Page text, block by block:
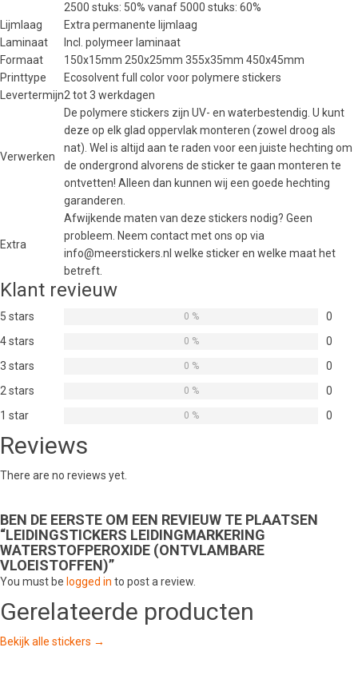
2500 stuks: 50% vanaf 5000 stuks: 60%
Lijmlaag
Extra permanente lijmlaag
Laminaat
Incl. polymeer laminaat
Formaat
150x15mm 250x25mm 355x35mm 450x45mm
Printtype
Ecosolvent full color voor polymere stickers
Levertermijn2 tot 3 werkdagen
Verwerken
De polymere stickers zijn UV- en waterbestendig. U kunt
deze op elk glad oppervlak monteren (zowel droog als
nat). Wel is altijd aan te raden voor een juiste hechting om
de ondergrond alvorens de sticker te gaan monteren te
ontvetten! Alleen dan kunnen wij een goede hechting
garanderen.
Extra
Afwijkende maten van deze stickers nodig? Geen
probleem. Neem contact met ons op via
info@meerstickers.nl welke sticker en welke maat het
betreft.
Klant revieuw
5 stars 0
0 %
4 stars 0
0 %
3 stars 0
0 %
2 stars 0
0 %
1 star 0
0 %
Reviews
There are no reviews yet.
BEN DE EERSTE OM EEN REVIEUW TE PLAATSEN
“LEIDINGSTICKERS LEIDINGMARKERING
WATERSTOFPEROXIDE (ONTVLAMBARE
VLOEISTOFFEN)”
You must be logged in to post a review.
Gerelateerde producten
Bekijk alle stickers →